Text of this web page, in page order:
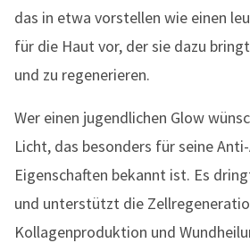
das in etwa vorstellen wie einen
für die Haut vor, der sie dazu
und zu regenerieren.
Wer einen jugendlichen Glow
Licht, das besonders für seine
Eigenschaften bekannt ist. Es
und unterstützt die
Kollagenproduktion und